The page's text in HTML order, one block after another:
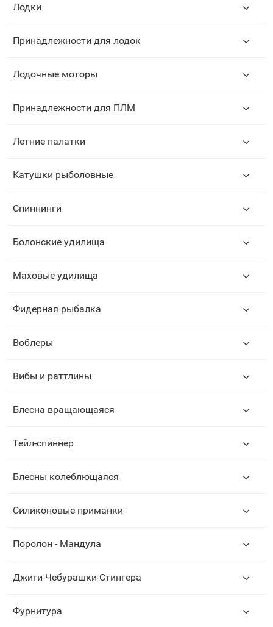
Лодки
Принадлежности для лодок
Лодочные моторы
Принадлежности для ПЛМ
Летние палатки
Катушки рыболовные
Спиннинги
Болонские удилища
Маховые удилища
Фидерная рыбалка
Воблеры
Вибы и раттлины
Блесна вращающаяся
Тейл-спиннер
Блесны колеблющаяся
Силиконовые приманки
Поролон - Мандула
Джиги-Чебурашки-Стингера
Фурнитура